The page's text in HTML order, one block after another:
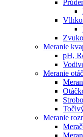
Meranie
pH,
Meranie
Meranie